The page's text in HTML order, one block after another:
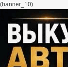
(banner_10)